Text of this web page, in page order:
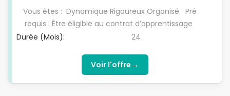
Vous êtes : Dynamique Rigoureux Organisé Pré
requis : Être éligible au contrat d’apprentissage
(moins de 30 ans à la signature du contrat)*
d’enseignement supérieur Permis B obligatoire,
boite manuelle (au plus tard le jour de la signature
du contrat) RENTRÉE PRÉVUE : Septembre 2026
Durée (Mois): 24
Voir l'offre →